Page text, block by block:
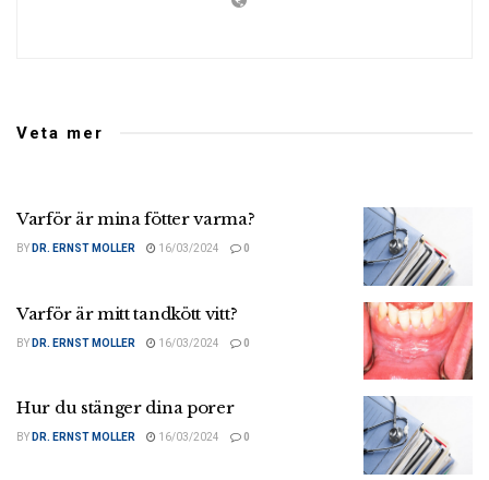
Veta mer
Varför är mina fötter varma?
BY DR. ERNST MOLLER 16/03/2024 0
Varför är mitt tandkött vitt?
BY DR. ERNST MOLLER 16/03/2024 0
Hur du stänger dina porer
BY DR. ERNST MOLLER 16/03/2024 0